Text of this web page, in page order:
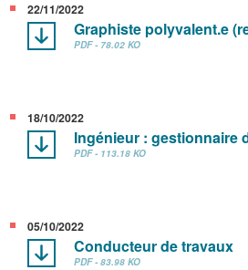
22/11/2022
Graphiste polyvalent.e
PDF - 78.02 KO
18/10/2022
Ingénieur : gestionnaire
PDF - 113.18 KO
05/10/2022
Conducteur de travaux
PDF - 83.98 KO